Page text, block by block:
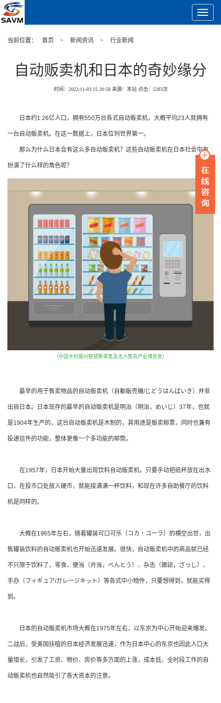
Toggle
当前位置：
首页 > 新闻资讯 > 行业新闻
自动贩卖机和日本的奇妙缘分
时间：2022-11-03 15:20:58 来源：本站 点击： 5283次
日本约1.26亿人口，拥有550万台各式自动贩卖机，大概平均23人就拥有
一台自动贩卖机。在这一数据上，日本位列世界第一。
那么为什么日本会有这么多自动贩卖机？这些自动贩卖机在日本社会中有
扮演了什么样的角色呢？
（中国乡村振兴智慧新零售及无人售货产业博览会）
最早的用于售卖物品的自动贩卖机（自動販売機/じどうはんばいき）并非
出自日本。日本现存的最早的自动贩卖机是明治（明治，めいじ）37年，也就
是1904年生产的，这台自动贩卖机是木制的，其用途是贩卖邮票，同时也兼有
投递信件的功能，整体更像一个多功能的邮筒。
在1957年，日本开始大量出现饮料自动贩卖机。只要手动把纸杯放在出水
口，在投币口处放入硬币，就能接满满一杯饮料，和现在许多自助餐厅的饮料
机是同样的。
大概在1965年左右，随着罐装可口可乐（コカ・コーラ）的横空出世，出
售罐装饮料的自动贩卖机也开始迅速发展。很快，自动贩卖机中的商品就已经
不只限于饮料了，零食、便当（弁当，べんとう）、杂志（雑誌，ざっし）、
手办（フィギュア/ガレージキット）等各式中小物件，只要想得到，就能买得
到。
日本的自动贩卖机市场大概在1975年左右，以东京为中心开始迎来爆发。
二战后，受美国扶植的日本经济发展迅速，作为日本中心的东京也因此人口大
量增长，引发了工资、物价、房价等多方面的上涨，成本低、全时段工作的自
动贩卖机也自然吸引了各大资本的注意。